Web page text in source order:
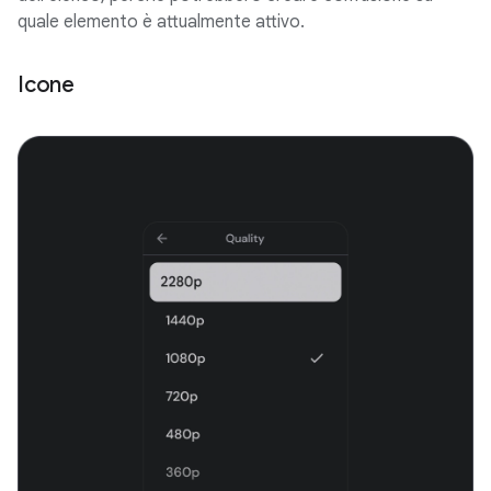
quale elemento è attualmente attivo.
Icone